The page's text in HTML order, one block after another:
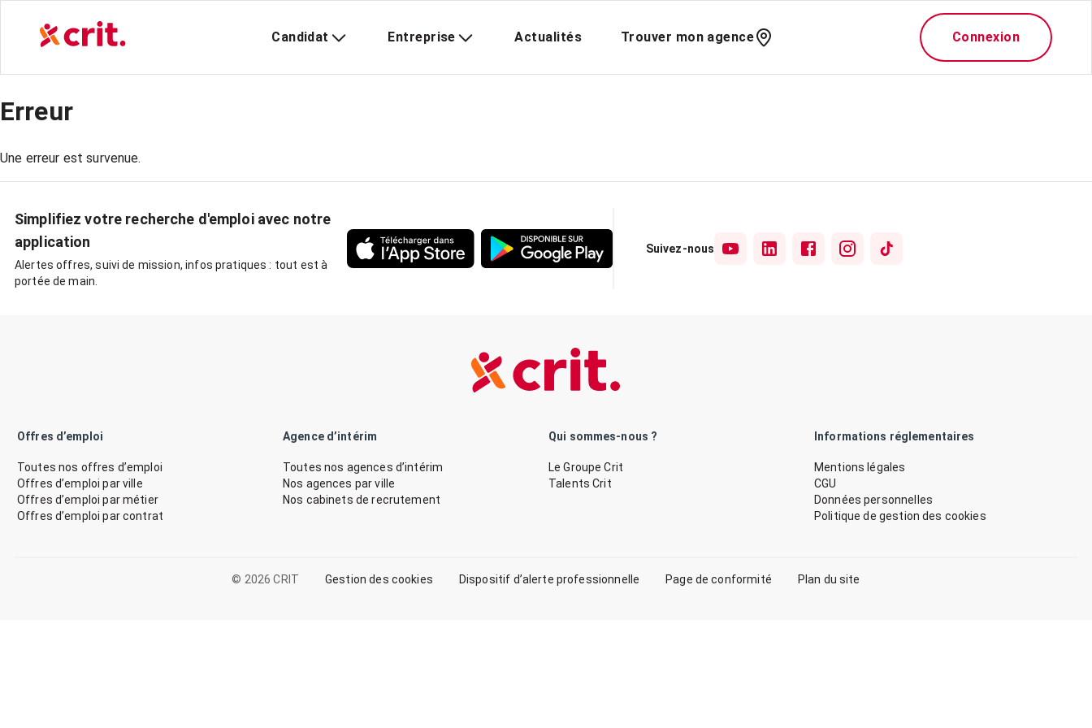
Candidat Entreprise Actualités Trouver mon agence Connexion
Erreur
Une erreur est survenue.
Simplifiez votre recherche d'emploi avec notre
application
Alertes offres, suivi de mission, infos pratiques : tout est à
portée de main.
Suivez-nous
Offres d’emploi
Toutes nos offres d’emploi
Offres d’emploi par ville
Offres d’emploi par métier
Offres d’emploi par contrat
Agence d’intérim
Toutes nos agences d’intérim
Nos agences par ville
Nos cabinets de recrutement
Qui sommes-nous ?
Le Groupe Crit
Talents Crit
Informations réglementaires
Mentions légales
CGU
Données personnelles
Politique de gestion des cookies
© 2026 CRIT Gestion des cookies Dispositif d’alerte professionnelle Page de conformité Plan du site